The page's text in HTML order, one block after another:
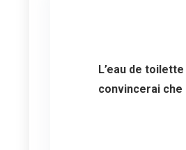
L’eau de
convincerai che